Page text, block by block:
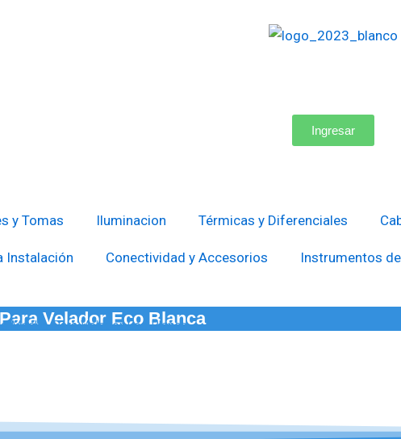
Ingresar
y Tomas Iluminacion Térmicas y Diferenciales
Instalación Conectividad y Accesorios Instrumentos
Velador Eco Blanca
Macho Para Velador Eco Blanca